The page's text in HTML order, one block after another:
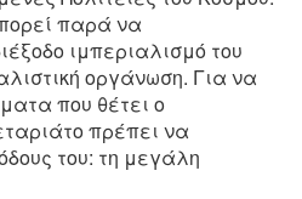
παρά να
ιμπεριαλισμό του
οργάνωση. Για να
που θέτει ο
πρέπει να
του: τη μεγάλη